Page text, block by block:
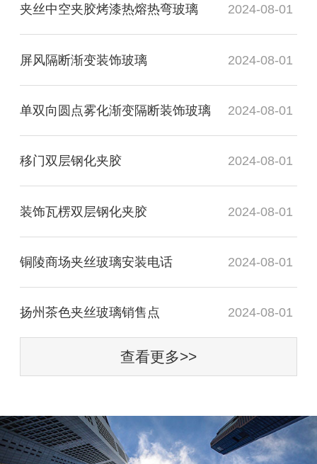
夹丝中空夹胶烤漆热熔热弯玻璃 2024-08-01
屏风隔断渐变装饰玻璃 2024-08-01
单双向圆点雾化渐变隔断装饰玻璃 2024-08-01
移门双层钢化夹胶 2024-08-01
装饰瓦楞双层钢化夹胶 2024-08-01
铜陵商场夹丝玻璃安装电话 2024-08-01
扬州茶色夹丝玻璃销售点 2024-08-01
查看更多>>